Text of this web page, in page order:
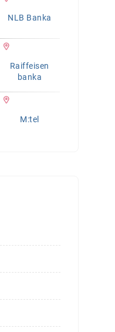
NLB Banka
Raiffeisen
banka
M:tel